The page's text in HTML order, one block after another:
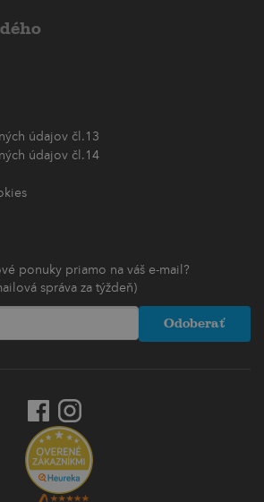
údajov čl.13
údajov čl.14
ponuky priamo na váš e-mail?
správa za týždeň)
Odoberať